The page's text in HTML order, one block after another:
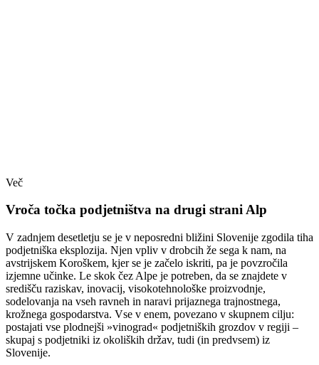
Več
Vroča točka podjetništva na drugi strani Alp
V zadnjem desetletju se je v neposredni bližini Slovenije zgodila tiha
podjetniška eksplozija. Njen vpliv v drobcih že sega k nam, na
avstrijskem Koroškem, kjer se je začelo iskriti, pa je povzročila
izjemne učinke. Le skok čez Alpe je potreben, da se znajdete v
središču raziskav, inovacij, visokotehnološke proizvodnje,
sodelovanja na vseh ravneh in naravi prijaznega trajnostnega,
krožnega gospodarstva. Vse v enem, povezano v skupnem cilju:
postajati vse plodnejši »vinograd« podjetniških grozdov v regiji –
skupaj s podjetniki iz okoliških držav, tudi (in predvsem) iz
Slovenije.